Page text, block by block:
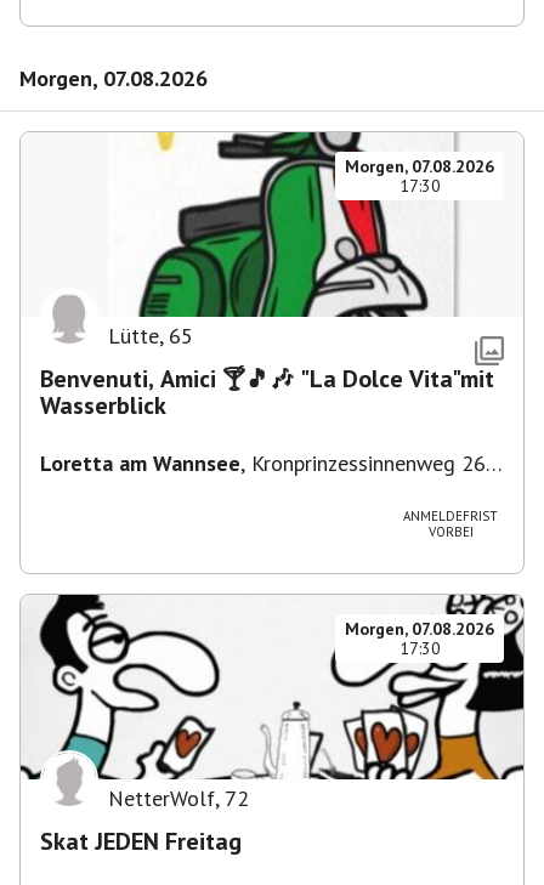
Morgen, 07.08.2026
Morgen, 07.08.2026
17:30
Lütte, 65
Benvenuti, Amici 🍸🎵🎶 "La Dolce Vita"mit
Wasserblick
Loretta am Wannsee, Kronprinzessinnenweg 260,
ANMELDEFRIST
VORBEI
Morgen, 07.08.2026
17:30
NetterWolf, 72
Skat JEDEN Freitag